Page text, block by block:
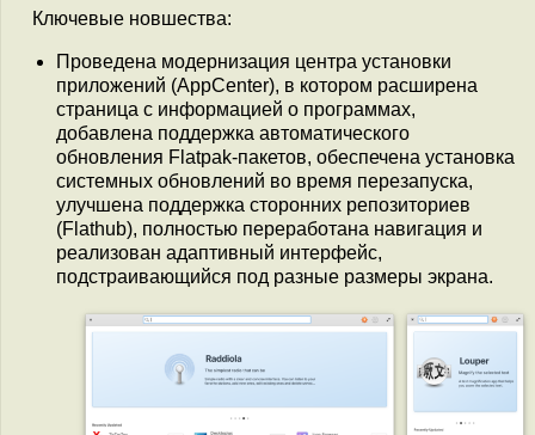
Ключевые новшества:
Проведена модернизация центра установки
приложений (AppCenter), в котором расширена
страница с информацией о программах,
добавлена поддержка автоматического
обновления Flatpak-пакетов, обеспечена установка
системных обновлений во время перезапуска,
улучшена поддержка сторонних репозиториев
(Flathub), полностью переработана навигация и
реализован адаптивный интерфейс,
подстраивающийся под разные размеры экрана.